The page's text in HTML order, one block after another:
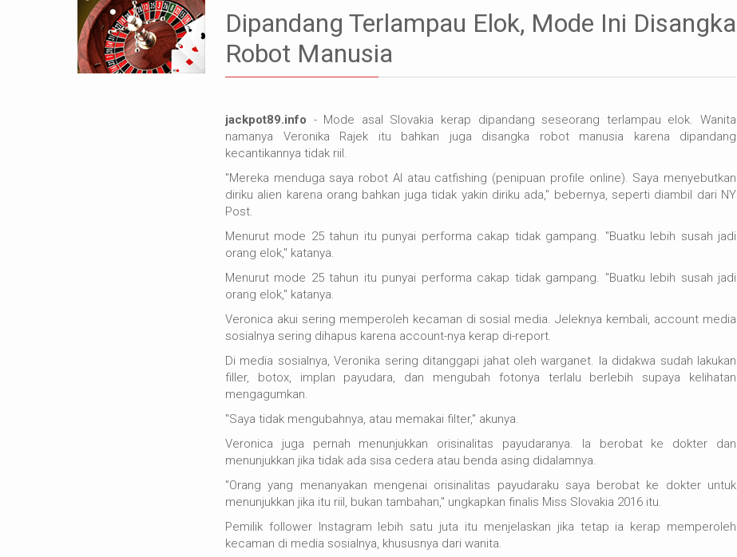
Dipandang Terlampau Elok, Mode Ini Disangka
Robot Manusia
jackpot89.info - Mode asal Slovakia kerap dipandang seseorang terlampau elok. Wanita
namanya Veronika Rajek itu bahkan juga disangka robot manusia karena dipandang
kecantikannya tidak riil.
"Mereka menduga saya robot AI atau catfishing (penipuan profile online). Saya menyebutkan
diriku alien karena orang bahkan juga tidak yakin diriku ada," bebernya, seperti diambil dari NY
Post.
Menurut mode 25 tahun itu punyai performa cakap tidak gampang. "Buatku lebih susah jadi
orang elok," katanya.
Menurut mode 25 tahun itu punyai performa cakap tidak gampang. "Buatku lebih susah jadi
orang elok," katanya.
Veronica akui sering memperoleh kecaman di sosial media. Jeleknya kembali, account media
sosialnya sering dihapus karena account-nya kerap di-report.
Di media sosialnya, Veronika sering ditanggapi jahat oleh warganet. Ia didakwa sudah lakukan
filler, botox, implan payudara, dan mengubah fotonya terlalu berlebih supaya kelihatan
mengagumkan.
"Saya tidak mengubahnya, atau memakai filter," akunya.
Veronica juga pernah menunjukkan orisinalitas payudaranya. Ia berobat ke dokter dan
menunjukkan jika tidak ada sisa cedera atau benda asing didalamnya.
"Orang yang menanyakan mengenai orisinalitas payudaraku saya berobat ke dokter untuk
menunjukkan jika itu riil, bukan tambahan," ungkapkan finalis Miss Slovakia 2016 itu.
Pemilik follower Instagram lebih satu juta itu menjelaskan jika tetap ia kerap memperoleh
kecaman di media sosialnya, khususnya dari wanita.